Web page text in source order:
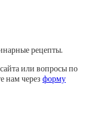
рецепты.
или вопросы по
нам через форму